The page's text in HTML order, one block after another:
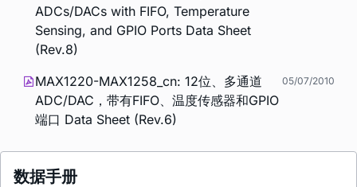
ADCs/DACs with FIFO, Temperature
Sensing, and GPIO Ports Data Sheet
(Rev.8)
MAX1220-MAX1258_cn: 12位、多通道
ADC/DAC，带有FIFO、温度传感器和GPIO
端口 Data Sheet (Rev.6)
05/07/2010
数据手册